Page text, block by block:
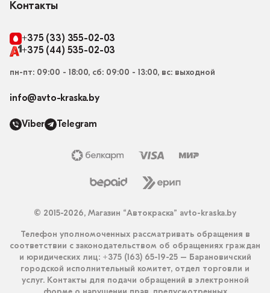
Контакты
+375 (33) 355-02-03
+375 (44) 535-02-03
пн-пт: 09:00 - 18:00, сб: 09:00 - 13:00, вс: выходной
info@avto-kraska.by
Viber Telegram
© 2015-2026, Магазин “Автокраска” avto-kraska.by
Телефон уполномоченных рассматривать обращения в
соответствии с законодательством об обращениях граждан
и юридических лиц: +375 (163) 65-19-25 – Барановичский
городской исполнительный комитет, отдел торговли и
услуг. Контакты для подачи обращений в электронной